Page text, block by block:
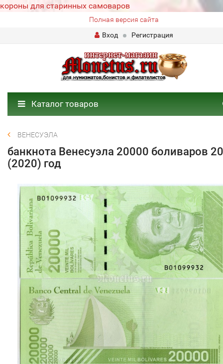
короны для старинных самоваров
Полная версия сайта
Вход
Регистрация
Каталог товаров
ВЕНЕСУЭЛА
банкнота Венесуэла 20000 боливаров
(2020) год